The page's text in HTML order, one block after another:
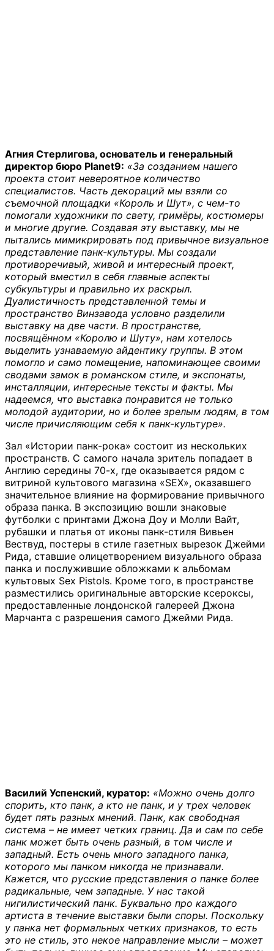
Агния Стерлигова, основатель и генеральный
директор бюро Planet9: «За созданием нашего
проекта стоит невероятное количество
специалистов. Часть декораций мы взяли со
съемочной площадки «Король и Шут», с чем-то
помогали художники по свету, гримёры, костюмеры
и многие другие. Создавая эту выставку, мы не
пытались мимикрировать под привычное визуальное
представление панк-культуры. Мы создали
противоречивый, живой и интересный проект,
который вместил в себя главные аспекты
субкультуры и правильно их раскрыл.
Дуалистичность представленной темы и
пространство Винзавода условно разделили
выставку на две части. В пространстве,
посвящённом «Королю и Шуту», нам хотелось
выделить узнаваемую айдентику группы. В этом
помогло и само помещение, напоминающее своими
сводами замок в романском стиле, и экспонаты,
инсталляции, интересные тексты и факты. Мы
надеемся, что выставка понравится не только
молодой аудитории, но и более зрелым людям, в том
числе причисляющим себя к панк-культуре».
Зал «Истории панк-рока» состоит из нескольких
пространств. С самого начала зритель попадает в
Англию середины 70-х, где оказывается рядом с
витриной культового магазина «SEX», оказавшего
значительное влияние на формирование привычного
образа панка. В экспозицию вошли знаковые
футболки с принтами Джона Доу и Молли Вайт,
рубашки и платья от иконы панк-стиля Вивьен
Вествуд, постеры в стиле газетных вырезок Джейми
Рида, ставшие олицетворением визуального образа
панка и послужившие обложками к альбомам
культовых Sex Pistols. Кроме того, в пространстве
разместились оригинальные авторские ксероксы,
предоставленные лондонской галереей Джона
Марчанта с разрешения самого Джейми Рида.
Василий Успенский, куратор: «Можно очень долго
спорить, кто панк, а кто не панк, и у трех человек
будет пять разных мнений. Панк, как свободная
система – не имеет четких границ. Да и сам по себе
панк может быть очень разный, в том числе и
западный. Есть очень много западного панка,
которого мы панком никогда не признавали.
Кажется, что русские представления о панке более
радикальные, чем западные. У нас такой
нигилистический панк. Буквально про каждого
артиста в течение выставки были споры. Поскольку
у панка нет формальных четких признаков, то есть
это не стиль, это некое направление мысли – может